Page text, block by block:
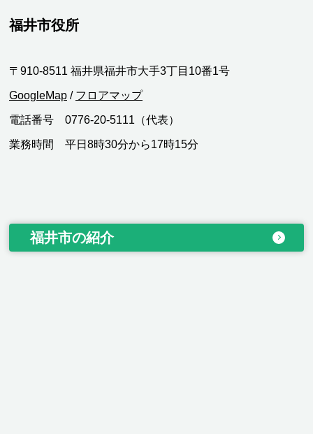
福井市役所
〒910-8511 福井県福井市大手3丁目10番1号
GoogleMap / フロアマップ
電話番号 0776-20-5111（代表）
業務時間 平日8時30分から17時15分
福井市の紹介